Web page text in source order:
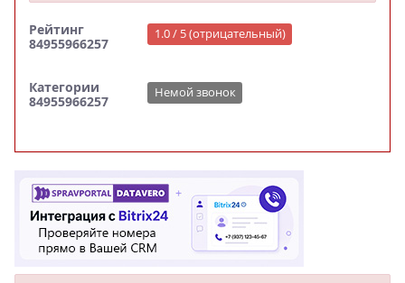
Рейтинг
84955966257
1.0 / 5 (отрицательный)
Категории
84955966257
Немой звонок